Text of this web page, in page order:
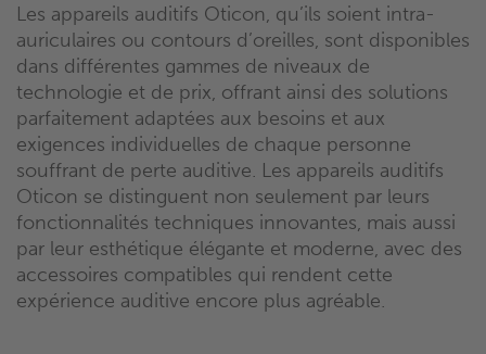
Les appareils auditifs Oticon, qu’ils soient intra-
auriculaires ou contours d’oreilles, sont disponibles
dans différentes gammes de niveaux de
technologie et de prix, offrant ainsi des solutions
parfaitement adaptées aux besoins et aux
exigences individuelles de chaque personne
souffrant de perte auditive. Les appareils auditifs
Oticon se distinguent non seulement par leurs
fonctionnalités techniques innovantes, mais aussi
par leur esthétique élégante et moderne, avec des
accessoires compatibles qui rendent cette
expérience auditive encore plus agréable.